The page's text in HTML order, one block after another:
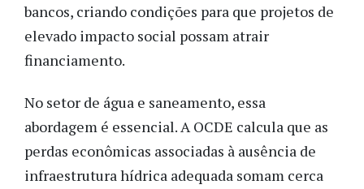
bancos, criando condições para que projetos de
elevado impacto social possam atrair
financiamento.
No setor de água e saneamento, essa
abordagem é essencial. A OCDE calcula que as
perdas econômicas associadas à ausência de
infraestrutura hídrica adequada somam cerca